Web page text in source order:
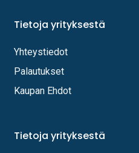
Tietoja yrityksestä
Yhteystiedot
Palautukset
Kaupan Ehdot
Tietoja yrityksestä